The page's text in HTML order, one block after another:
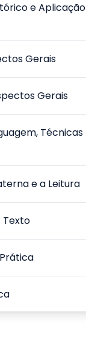
e Aplicação
Gerais
Gerais
Técnicas
e a Leitura
Texto